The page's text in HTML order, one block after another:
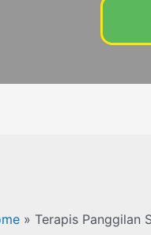
» Terapis Panggilan